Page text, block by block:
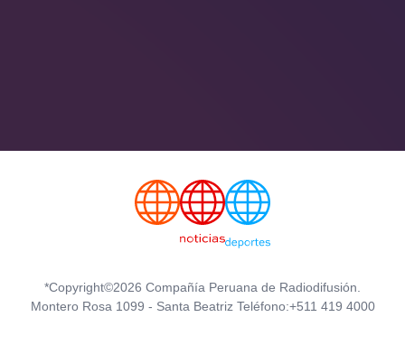
*Copyright©2026 Compañía Peruana de Radiodifusión.
Montero Rosa 1099 - Santa Beatriz Teléfono:+511 419 4000